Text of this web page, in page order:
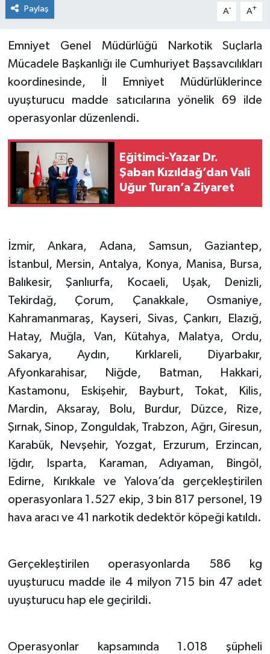
Paylaş A- A+
Emniyet Genel Müdürlüğü Narkotik Suçlarla
Mücadele Başkanlığı ile Cumhuriyet Başsavcılıkları
koordinesinde, İl Emniyet Müdürlüklerince
uyuşturucu madde satıcılarına yönelik 69 ilde
operasyonlar düzenlendi.
Eğitimci-Yazar Dr.
Şaban Kızıldağ’dan Vali
Uğur Turan’a Ziyaret
İzmir, Ankara, Adana, Samsun, Gaziantep,
İstanbul, Mersin, Antalya, Konya, Manisa, Bursa,
Balıkesir, Şanlıurfa, Kocaeli, Uşak, Denizli,
Tekirdağ, Çorum, Çanakkale, Osmaniye,
Kahramanmaraş, Kayseri, Sivas, Çankırı, Elazığ,
Hatay, Muğla, Van, Kütahya, Malatya, Ordu,
Sakarya, Aydın, Kırklareli, Diyarbakır,
Afyonkarahisar, Niğde, Batman, Hakkari,
Kastamonu, Eskişehir, Bayburt, Tokat, Kilis,
Mardin, Aksaray, Bolu, Burdur, Düzce, Rize,
Şırnak, Sinop, Zonguldak, Trabzon, Ağrı, Giresun,
Karabük, Nevşehir, Yozgat, Erzurum, Erzincan,
Iğdır, Isparta, Karaman, Adıyaman, Bingöl,
Edirne, Kırıkkale ve Yalova’da gerçekleştirilen
operasyonlara 1.527 ekip, 3 bin 817 personel, 19
hava aracı ve 41 narkotik dedektör köpeği katıldı.
Gerçekleştirilen operasyonlarda 586 kg
uyuşturucu madde ile 4 milyon 715 bin 47 adet
uyuşturucu hap ele geçirildi.
Operasyonlar kapsamında 1.018 şüpheli